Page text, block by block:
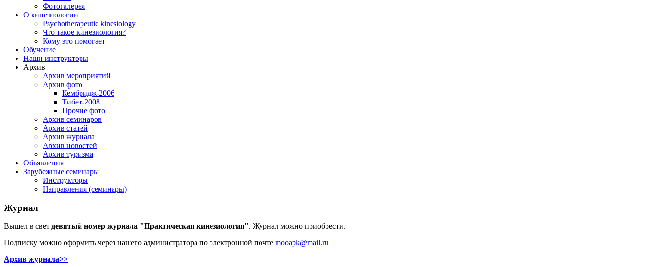
Фотогалерея
О кинезиологии
Psychotherapeutic kinesiology
Что такое кинезиология?
Кому это помогает
Обучение
Наши инструкторы
Архив
Архив мероприятий
Архив фото
Кембридж-2006
Тибет-2008
Прочие фото
Архив семинаров
Архив статей
Архив журнала
Архив новостей
Архив туризма
Объявления
Зарубежные семинары
Инструкторы
Направления (семинары)
Журнал
Вышел в свет девятый номер журнала "Практическая кинезиология". Журнал можно приобрести.
Подписку можно оформить через нашего администратора по электронной почте mooapk@mail.ru
Архив журнала>>